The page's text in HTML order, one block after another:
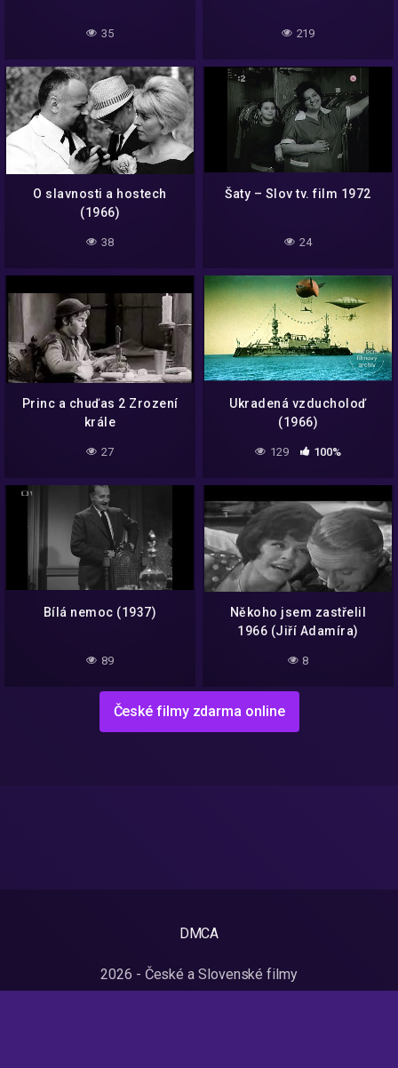
35 219
O slavnosti a hostech
(1966)
38
Šaty – Slov tv. film 1972
24
Princ a chuďas 2 Zrození
krále
27
Ukradená vzducholoď
(1966)
129 100%
Bílá nemoc (1937)
89
Někoho jsem zastřelil
1966 (Jiří Adamíra)
8
České filmy zdarma online
DMCA
2026 - České a Slovenské filmy